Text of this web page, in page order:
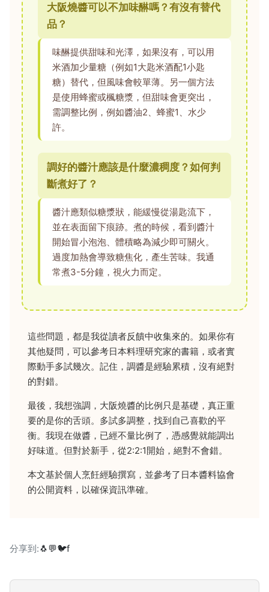
大阪燒醬可以不加味醂嗎？有沒有替代
品？
味醂提供甜味和光澤，如果沒有，可以用
米酒加少量糖（例如1大匙米酒配1小匙
糖）替代，但風味會較單薄。另一個方法
是使用蜂蜜或楓糖漿，但甜味會更突出，
需調整比例，例如醬油2、蜂蜜1、水少
許。
調好的醬汁應該是什麼濃稠度？如何判
斷煮好了？
醬汁應類似糖漿狀，能緩慢從湯匙流下，
並在表面留下痕跡。煮的時候，看到醬汁
開始冒小泡泡、體積略為減少即可關火。
過度加熱會導致糖焦化，產生苦味。我通
常煮3-5分鐘，視火力而定。
這些問題，都是我從讀者反饋中收集來的。如果你有
其他疑問，可以參考日本料理研究家的書籍，或者實
際動手多試幾次。記住，調醬是經驗累積，沒有絕對
的對錯。
最後，我想強調，大阪燒醬的比例只是基礎，真正重
要的是你的舌頭。多試多調整，找到自己喜歡的平
衡。我現在做醬，已經不量比例了，憑感覺就能調出
好味道。但對於新手，從2:2:1開始，絕對不會錯。
本文基於個人烹飪經驗撰寫，並參考了日本醬料協會
的公開資料，以確保資訊準確。
分享到:🐧💬🐦f